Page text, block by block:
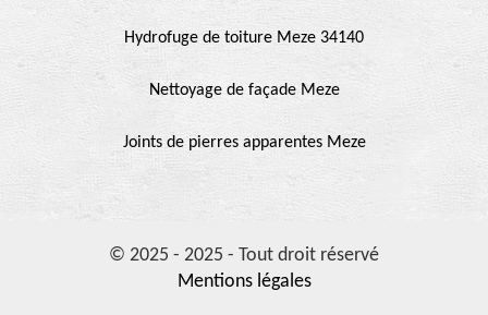
Hydrofuge de toiture Meze 34140
Nettoyage de façade Meze
Joints de pierres apparentes Meze
© 2025 - 2025 - Tout droit réservé
Mentions légales